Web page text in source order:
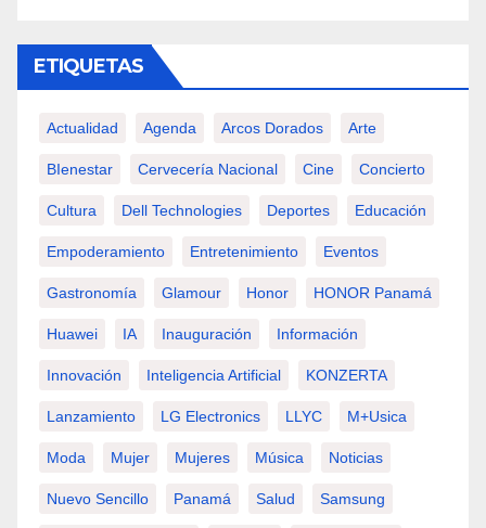
ETIQUETAS
Actualidad Agenda Arcos Dorados Arte
BIenestar Cervecería Nacional Cine Concierto
Cultura Dell Technologies Deportes Educación
Empoderamiento Entretenimiento Eventos
Gastronomía Glamour Honor HONOR Panamá
Huawei IA Inauguración Información
Innovación Inteligencia Artificial KONZERTA
Lanzamiento LG Electronics LLYC M+usica
Moda Mujer Mujeres Música Noticias
Nuevo Sencillo Panamá Salud Samsung